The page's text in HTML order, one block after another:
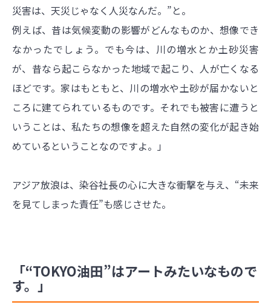
災害は、天災じゃなく人災なんだ。”と。
例えば、昔は気候変動の影響がどんなものか、想像でき
なかったでしょう。でも今は、川の増水とか土砂災害
が、昔なら起こらなかった地域で起こり、人が亡くなる
ほどです。家はもともと、川の増水や土砂が届かないと
ころに建てられているものです。それでも被害に遭うと
いうことは、私たちの想像を超えた自然の変化が起き始
めているということなのですよ。」
アジア放浪は、染谷社長の心に大きな衝撃を与え、“未来
を見てしまった責任”も感じさせた。
「“TOKYO油田”はアートみたいなもので
す。」